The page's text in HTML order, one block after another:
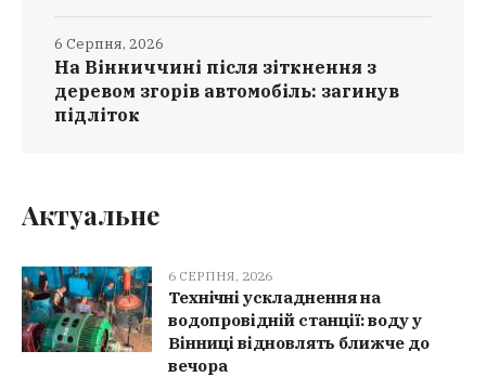
На Вінниччині після зіткнення з
деревом згорів автомобіль: загинув
підліток
6 Серпня, 2026
Актуальне
6 СЕРПНЯ, 2026
Технічні ускладнення на
водопровідній станції: воду у
Вінниці відновлять ближче до
вечора